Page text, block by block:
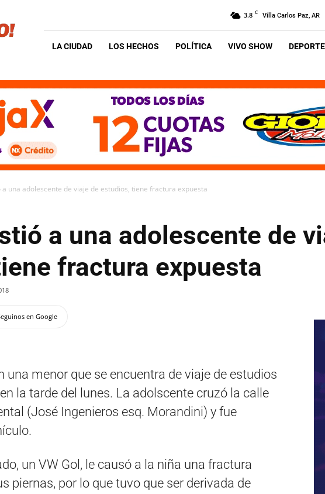
3.8 C Villa Carlos Paz, AR
LA CIUDAD LOS HECHOS POLÍTICA VIVO SHOW
una adolescente de viaje de estudios, tiene fractura expuesta
a una adolescente de
fractura expuesta
en Google
una menor que se encuentra de viaje de estudios
la tarde del lunes. La adolscente cruzó la calle
(José Ingenieros esq. Morandini) y fue
un VW Gol, le causó a la niña una fractura
piernas, por lo que tuvo que ser derivada de